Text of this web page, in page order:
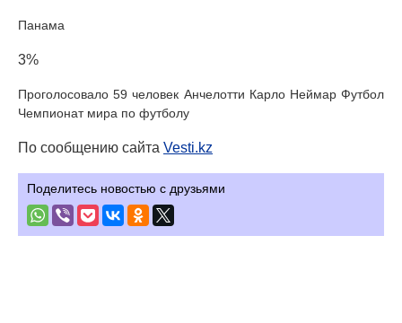
Панама
3%
Проголосовало 59 человек Анчелотти Карло Неймар Футбол
Чемпионат мира по футболу
По сообщению сайта Vesti.kz
Поделитесь новостью с друзьями